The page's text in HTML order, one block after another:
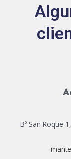
Bº San Roque